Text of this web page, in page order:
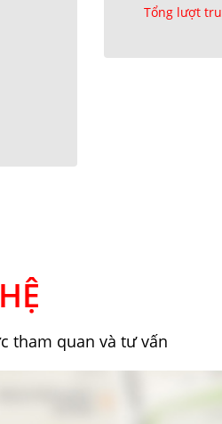
Tổng lượt
tham quan và tư vấn